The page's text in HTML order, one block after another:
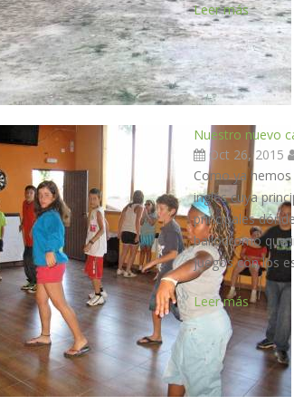
Leer más
Nuestro nuevo
Oct 26, 2015
Como ya
inglés cuya
principales
bailódromo que
juegos con los
Leer más